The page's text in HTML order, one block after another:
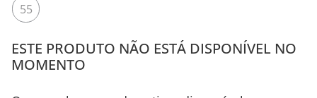
55
ESTE PRODUTO NÃO ESTÁ DISPONÍVEL NO
MOMENTO